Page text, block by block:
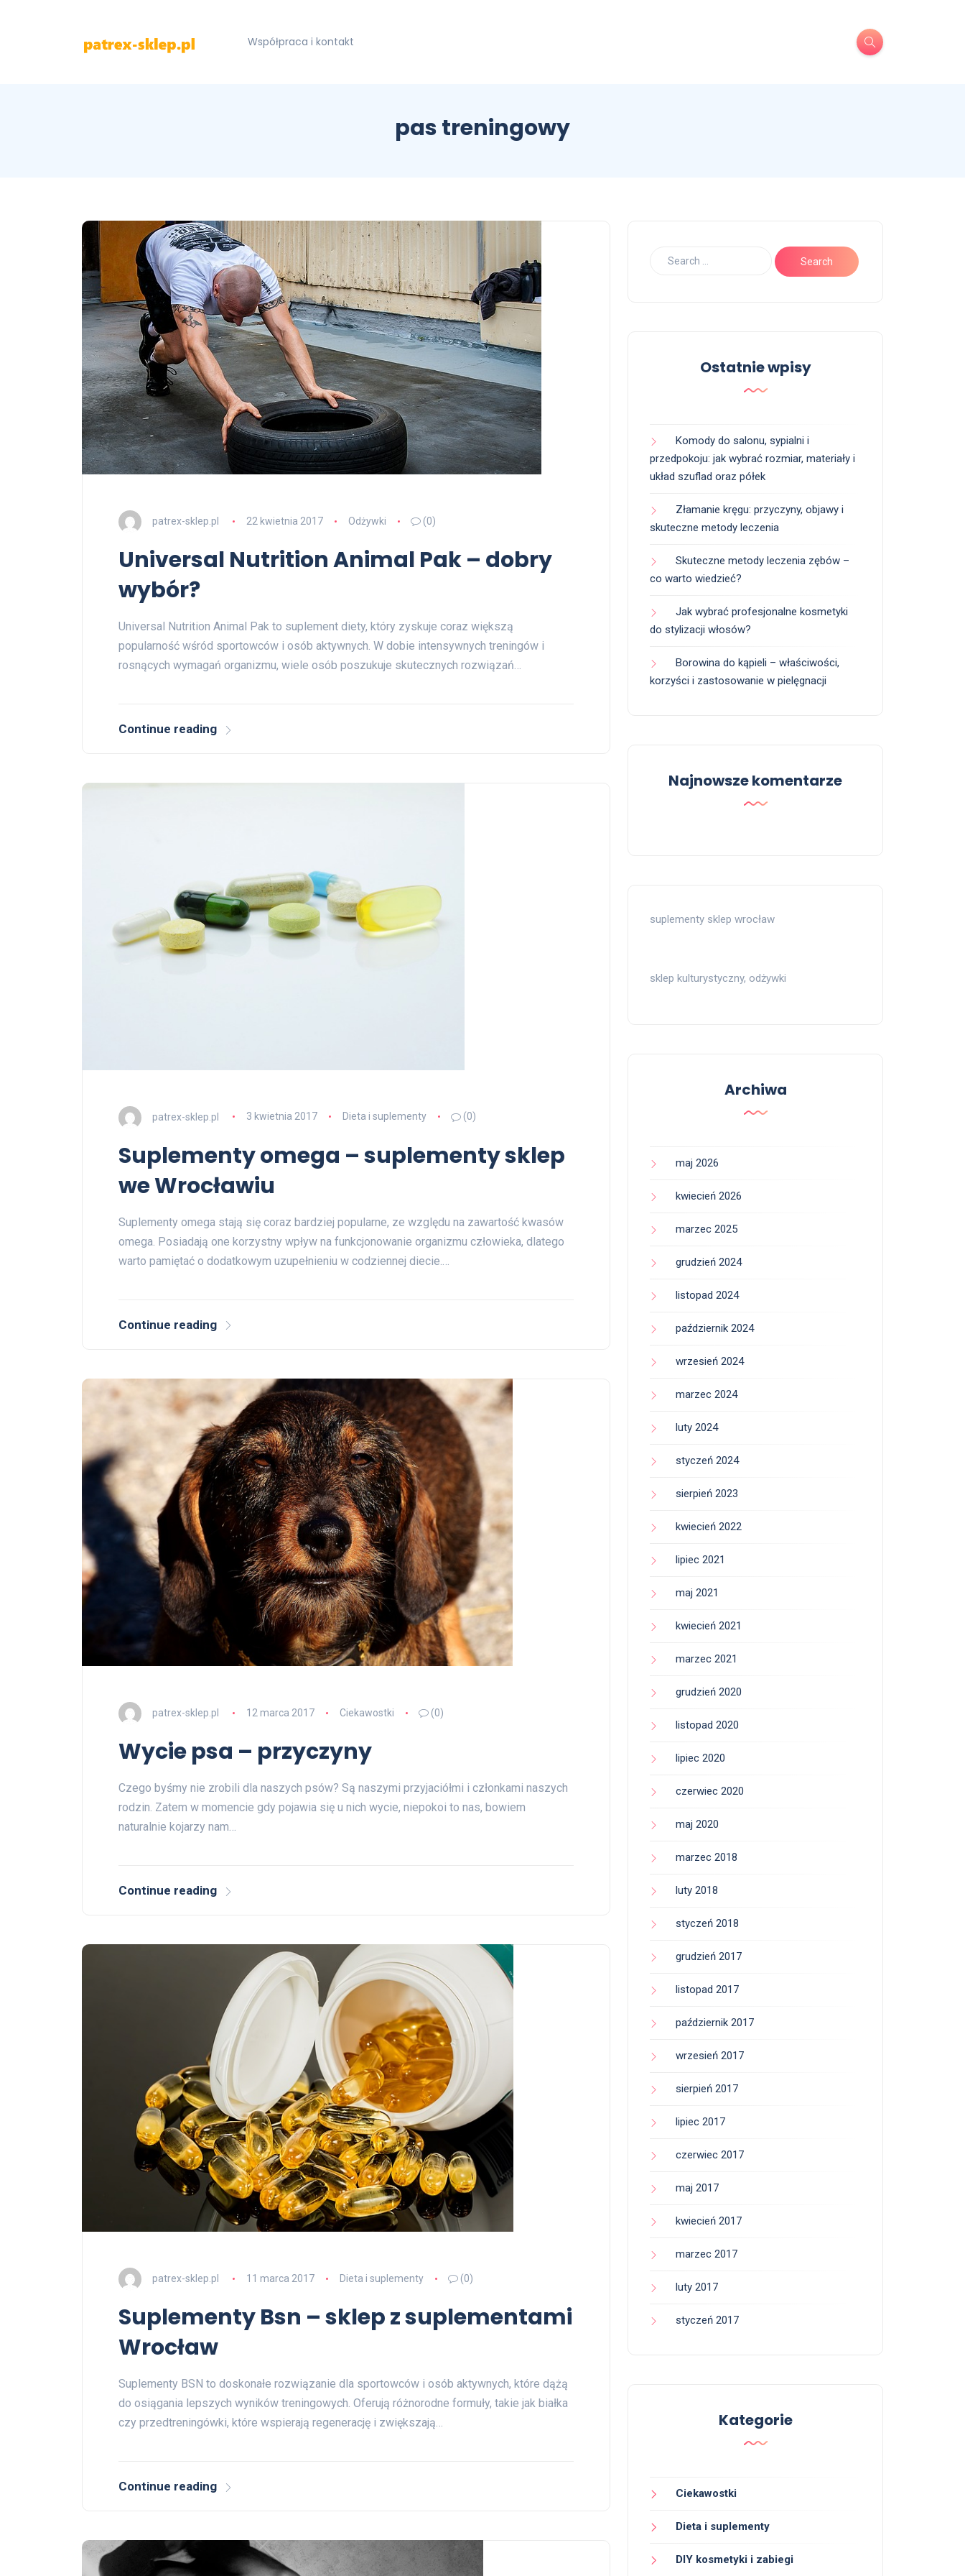
Współpraca i kontakt
pas treningowy
patrex-sklep.pl 22 kwietnia 2017 Odżywki (0)
Universal Nutrition Animal Pak – dobry
wybór?
Universal Nutrition Animal Pak to suplement diety, który zyskuje coraz większą
popularność wśród sportowców i osób aktywnych. W dobie intensywnych treningów i
rosnących wymagań organizmu, wiele osób poszukuje skutecznych rozwiązań…
Continue reading
patrex-sklep.pl 3 kwietnia 2017 Dieta i suplementy (0)
Suplementy omega – suplementy sklep
we Wrocławiu
Suplementy omega stają się coraz bardziej popularne, ze względu na zawartość kwasów
omega. Posiadają one korzystny wpływ na funkcjonowanie organizmu człowieka, dlatego
warto pamiętać o dodatkowym uzupełnieniu w codziennej diecie.…
Continue reading
patrex-sklep.pl 12 marca 2017 Ciekawostki (0)
Wycie psa – przyczyny
Czego byśmy nie zrobili dla naszych psów? Są naszymi przyjaciółmi i członkami naszych
rodzin. Zatem w momencie gdy pojawia się u nich wycie, niepokoi to nas, bowiem
naturalnie kojarzy nam…
Continue reading
patrex-sklep.pl 11 marca 2017 Dieta i suplementy (0)
Suplementy Bsn – sklep z suplementami
Wrocław
Suplementy BSN to doskonałe rozwiązanie dla sportowców i osób aktywnych, które dążą
do osiągania lepszych wyników treningowych. Oferują różnorodne formuły, takie jak białka
czy przedtreningówki, które wspierają regenerację i zwiększają…
Continue reading
Ostatnie wpisy
Komody do salonu, sypialni i
przedpokoju: jak wybrać rozmiar, materiały i
układ szuflad oraz półek
Złamanie kręgu: przyczyny, objawy i
skuteczne metody leczenia
Skuteczne metody leczenia zębów –
co warto wiedzieć?
Jak wybrać profesjonalne kosmetyki
do stylizacji włosów?
Borowina do kąpieli – właściwości,
korzyści i zastosowanie w pielęgnacji
Najnowsze komentarze
suplementy sklep wrocław
sklep kulturystyczny, odżywki
Archiwa
maj 2026
kwiecień 2026
marzec 2025
grudzień 2024
listopad 2024
październik 2024
wrzesień 2024
marzec 2024
luty 2024
styczeń 2024
sierpień 2023
kwiecień 2022
lipiec 2021
maj 2021
kwiecień 2021
marzec 2021
grudzień 2020
listopad 2020
lipiec 2020
czerwiec 2020
maj 2020
marzec 2018
luty 2018
styczeń 2018
grudzień 2017
listopad 2017
październik 2017
wrzesień 2017
sierpień 2017
lipiec 2017
czerwiec 2017
maj 2017
kwiecień 2017
marzec 2017
luty 2017
styczeń 2017
Kategorie
Ciekawostki
Dieta i suplementy
DIY kosmetyki i zabiegi